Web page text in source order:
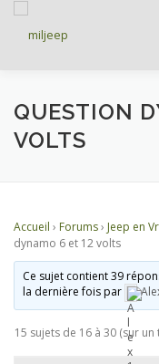
ACCUEIL
DOCUMENTATIONS
CONNEXION
QUESTION
VOLTS
Accueil › Forums› Jeep en
dynamo 6 et 12 volts
Ce sujet contient 39
la dernière fois par
15 sujets de 16 à 30 (sur